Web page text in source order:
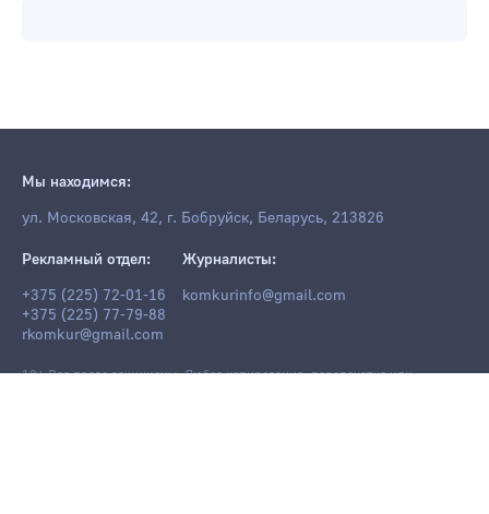
Мы находимся:
ул. Московская, 42, г. Бобруйск, Беларусь, 213826
Рекламный отдел:
+375 (225) 72-01-16
+375 (225) 77-79-88
rkomkur@gmail.com
Журналисты:
komkurinfo@gmail.com
18+ Все права защищены. Любое копирование, перепечатка или